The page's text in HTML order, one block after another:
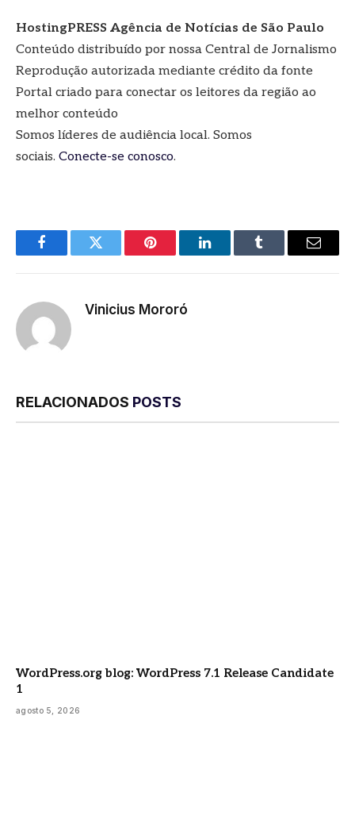
HostingPRESS Agência de Notícias de São Paulo
Conteúdo distribuído por nossa Central de Jornalismo
Reprodução autorizada mediante crédito da fonte
Portal criado para conectar os leitores da região ao
melhor conteúdo
Somos líderes de audiência local. Somos
sociais. Conecte-se conosco.
FacebookTwitter Pinterest LinkedInTumblr
E-
Vinicius Mororó
RELACIONADOS POSTS
WordPress.org blog: WordPress 7.1 Release Candidate
1
agosto 5, 2026